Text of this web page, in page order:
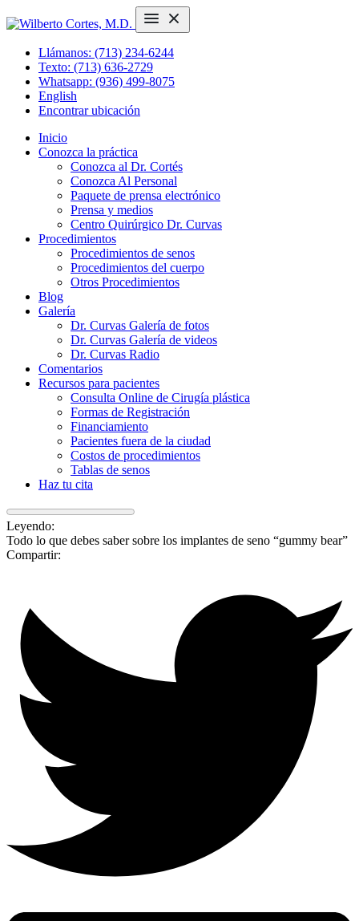
Llámanos: (713) 234-6244
Texto: (713) 636-2729
Whatsapp: (936) 499-8075
English
Encontrar ubicación
Inicio
Conozca la práctica
Conozca al Dr. Cortés
Conozca Al Personal
Paquete de prensa electrónico
Prensa y medios
Centro Quirúrgico Dr. Curvas
Procedimientos
Procedimientos de senos
Procedimientos del cuerpo
Otros Procedimientos
Blog
Galería
Dr. Curvas Galería de fotos
Dr. Curvas Galería de videos
Dr. Curvas Radio
Comentarios
Recursos para pacientes
Consulta Online de Cirugía plástica
Formas de Registración
Financiamiento
Pacientes fuera de la ciudad
Costos de procedimientos
Tablas de senos
Haz tu cita
Leyendo:
Todo lo que debes saber sobre los implantes de seno “gummy bear”
Compartir: